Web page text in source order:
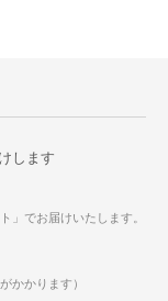
します
」でお届けいたします。
かかります）